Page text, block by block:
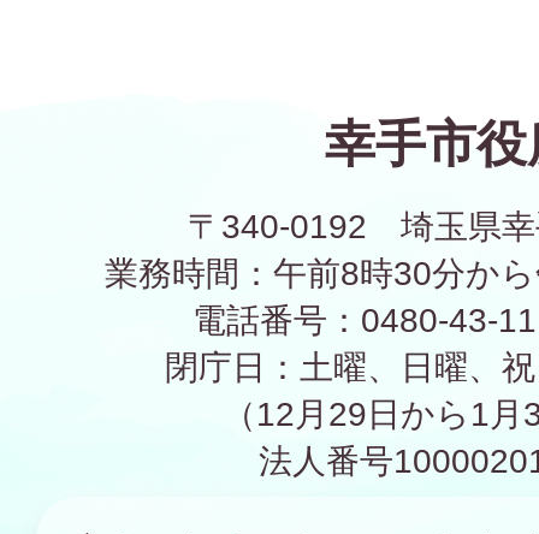
幸手市役
〒340-0192 埼玉県幸
業務時間：午前8時30分か
電話番号：0480-43-
閉庁日：土曜、日曜、
（12月29日から1
法人番号